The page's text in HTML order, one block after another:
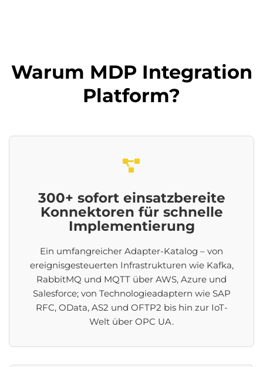
Warum MDP Integration
Platform?
300+ sofort einsatzbereite
Konnektoren für schnelle
Implementierung
Ein umfangreicher Adapter-Katalog – von
ereignisgesteuerten Infrastrukturen wie Kafka,
RabbitMQ und MQTT über AWS, Azure und
Salesforce; von Technologieadaptern wie SAP
RFC, OData, AS2 und OFTP2 bis hin zur IoT-
Welt über OPC UA.